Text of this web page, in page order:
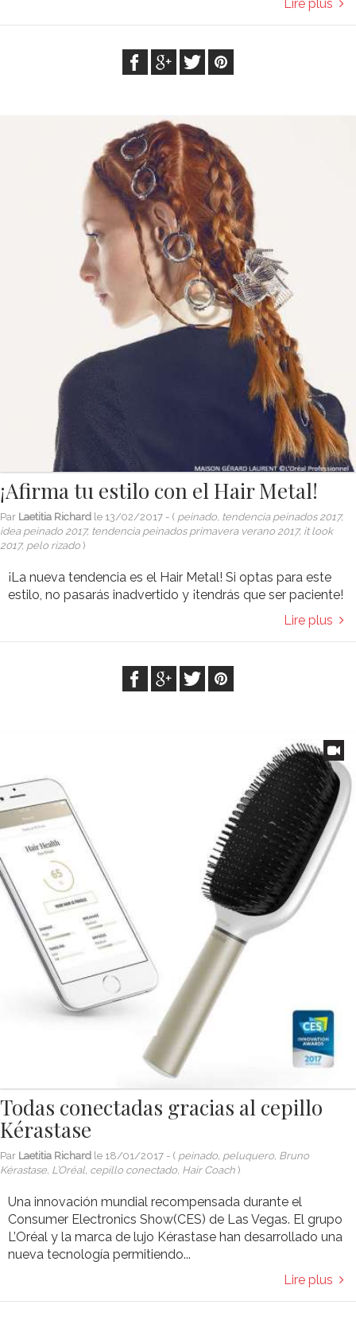
Lire plus
¡Afirma tu estilo con el Hair Metal!
Par Laetitia Richard le 13/02/2017 - ( peinado, tendencia peinados 2017,
idea peinado 2017, tendencia peinados primavera verano 2017, it look
2017, pelo rizado )
¡La nueva tendencia es el Hair Metal! Si optas para este
estilo, no pasarás inadvertido y ¡tendrás que ser paciente!
Lire plus
Todas conectadas gracias al cepillo
Kérastase
Par Laetitia Richard le 18/01/2017 - ( peinado, peluquero, Bruno
Kérastase, L’Oréal, cepillo conectado, Hair Coach )
Una innovación mundial recompensada durante el
Consumer Electronics Show(CES) de Las Vegas. El grupo
L’Oréal y la marca de lujo Kérastase han desarrollado una
nueva tecnología permitiendo...
Lire plus